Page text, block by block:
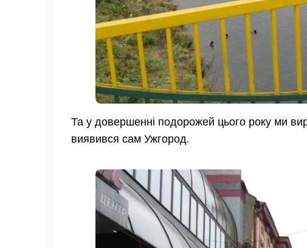
Та у довершенні подорожей цього року ми
виявився сам Ужгород.